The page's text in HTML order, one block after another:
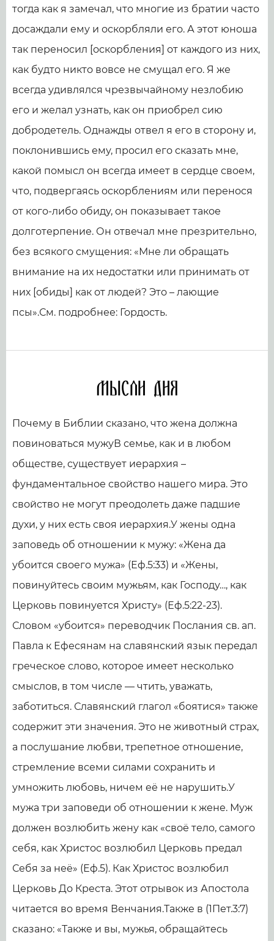
тогда как я замечал, что многие из братии часто
досаждали ему и оскорбляли его. А этот юноша
так переносил [оскорбления] от каждого из них,
как будто никто вовсе не смущал его. Я же
всегда удивлялся чрезвычайному незлобию
его и желал узнать, как он приобрел сию
добродетель. Однажды отвел я его в сторону и,
поклонившись ему, просил его сказать мне,
какой помысл он всегда имеет в сердце своем,
что, подвергаясь оскорблениям или перенося
от кого-либо обиду, он показывает такое
долготерпение. Он отвечал мне презрительно,
без всякого смущения: «Мне ли обращать
внимание на их недостатки или принимать от
них [обиды] как от людей? Это – лающие
псы».См. подробнее: Гордость.
Мысли дня
Почему в Библии сказано, что жена должна
повиноваться мужуВ семье, как и в любом
обществе, существует иерархия –
фундаментальное свойство нашего мира. Это
свойство не могут преодолеть даже падшие
духи, у них есть своя иерархия.У жены одна
заповедь об отношении к мужу: «Жена да
убоится своего мужа» (Еф.5:33) и «Жены,
повинуйтесь своим мужьям, как Господу…, как
Церковь повинуется Христу» (Еф.5:22-23).
Словом «убоится» переводчик Послания св. ап.
Павла к Ефесянам на славянский язык передал
греческое слово, которое имеет несколько
смыслов, в том числе — чтить, уважать,
заботиться. Славянский глагол «боятися» также
содержит эти значения. Это не животный страх,
а послушание любви, трепетное отношение,
стремление всеми силами сохранить и
умножить любовь, ничем её не нарушить.У
мужа три заповеди об отношении к жене. Муж
должен возлюбить жену как «своё тело, самого
себя, как Христос возлюбил Церковь предал
Себя за неё» (Еф.5). Как Христос возлюбил
Церковь До Креста. Этот отрывок из Апостола
читается во время Венчания.Также в (1Пет.3:7)
сказано: «Также и вы, мужья, обращайтесь